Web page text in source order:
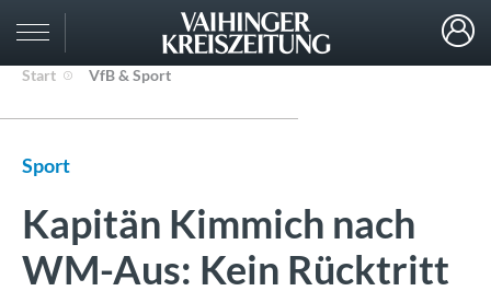
Start VfB & Sport
Sport
Kapitän Kimmich nach
WM-Aus: Kein Rücktritt